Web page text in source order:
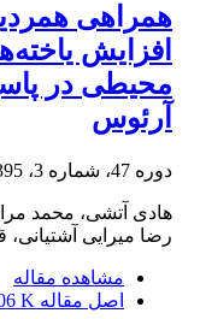
افزایش
محیطی در
آرئوس
دوره 47، شماره 3، 1395، صفحه
هادی آتشی، محمد
رضا میرایی
مشاهده مقاله
اصل مقاله K